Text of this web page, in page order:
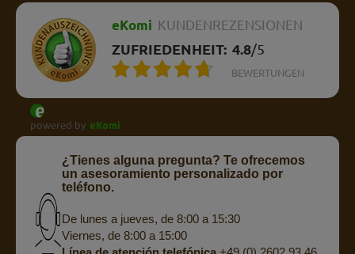
eKomi KUNDENREZENSIONEN
ZUFRIEDENHEIT: 4.8/5
BEWERTUNGEN
powered by eKomi
¿Tienes alguna pregunta? Te ofrecemos
un asesoramiento personalizado por
teléfono.
De lunes a jueves, de 8:00 a 15:30
Viernes, de 8:00 a 15:00